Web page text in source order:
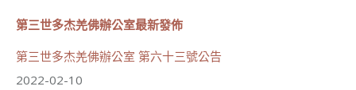
第三世多杰羌佛辦公室最新發佈
第三世多杰羌佛辦公室 第六十三號公告
2022-02-10